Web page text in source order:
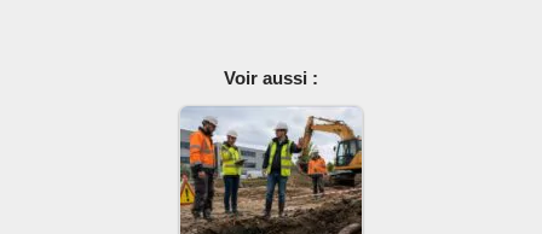
Voir aussi :